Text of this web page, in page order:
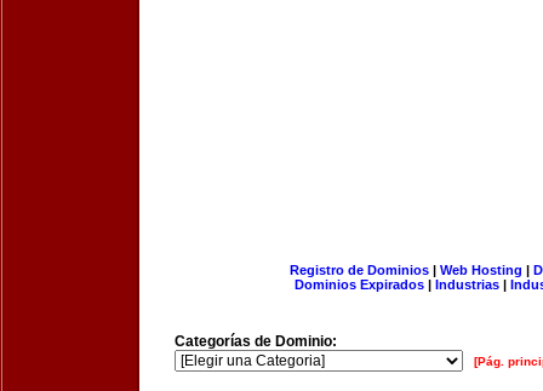
Registro de Dominios| Web Hosting |
Dominios Expirados | Industrias |
Categorías de Dominio:
[Pág.